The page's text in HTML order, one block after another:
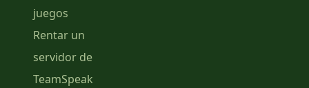
juegos
Rentar un
servidor de
TeamSpeak